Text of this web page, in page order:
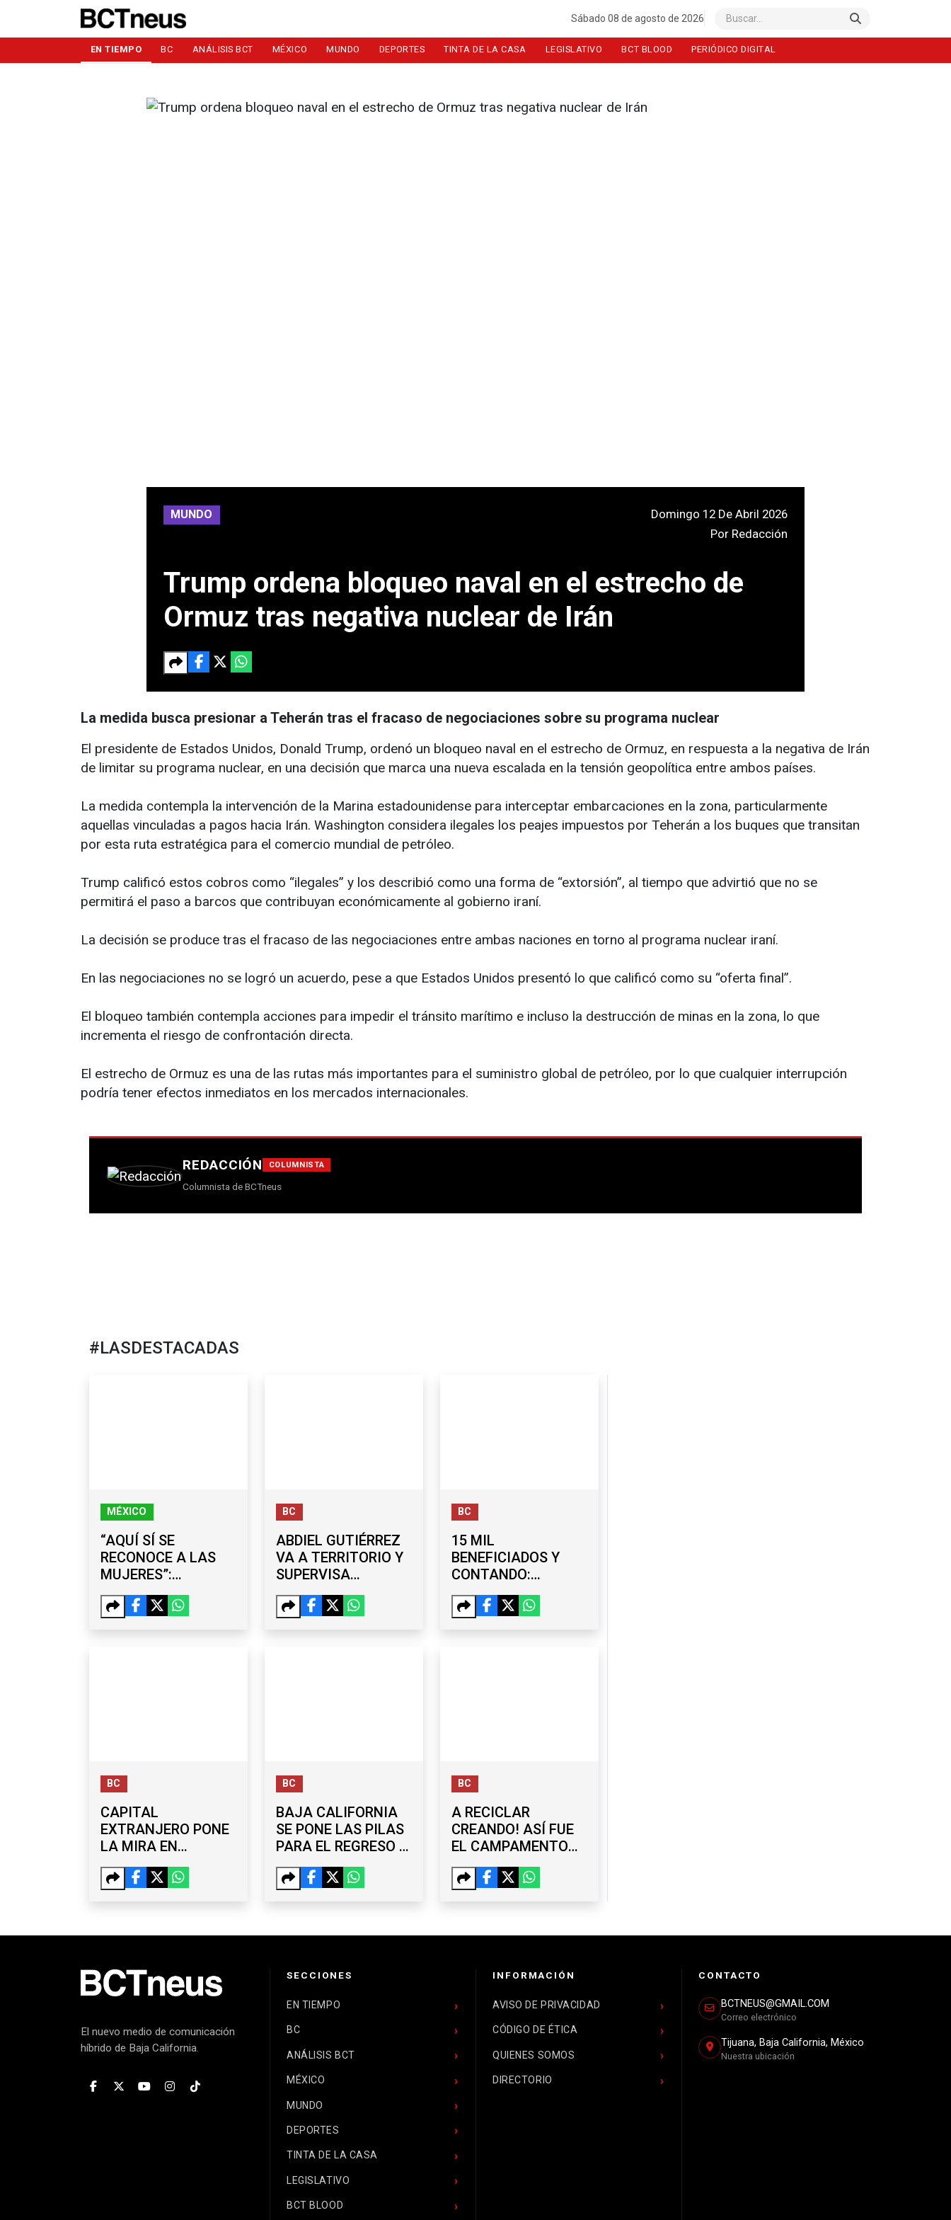
Sábado 08 de agosto de 2026 Buscar
EN TIEMPO BC ANÁLISIS BCT MÉXICO MUNDO DEPORTES TINTA DE LA CASA LEGISLATIVO BCT BLOOD PERIÓDICO DIGITAL
MUNDO
Domingo 12 De Abril 2026
Por Redacción
Trump ordena bloqueo naval en el estrecho de
Ormuz tras negativa nuclear de Irán
La medida busca presionar a Teherán tras el fracaso de negociaciones sobre su programa nuclear
El presidente de Estados Unidos, Donald Trump, ordenó un bloqueo naval en el estrecho de Ormuz, en respuesta a la negativa de Irán
de limitar su programa nuclear, en una decisión que marca una nueva escalada en la tensión geopolítica entre ambos países.
La medida contempla la intervención de la Marina estadounidense para interceptar embarcaciones en la zona, particularmente
aquellas vinculadas a pagos hacia Irán. Washington considera ilegales los peajes impuestos por Teherán a los buques que transitan
por esta ruta estratégica para el comercio mundial de petróleo.
Trump calificó estos cobros como “ilegales” y los describió como una forma de “extorsión”, al tiempo que advirtió que no se
permitirá el paso a barcos que contribuyan económicamente al gobierno iraní.
La decisión se produce tras el fracaso de las negociaciones entre ambas naciones en torno al programa nuclear iraní.
En las negociaciones no se logró un acuerdo, pese a que Estados Unidos presentó lo que calificó como su “oferta final”.
El bloqueo también contempla acciones para impedir el tránsito marítimo e incluso la destrucción de minas en la zona, lo que
incrementa el riesgo de confrontación directa.
El estrecho de Ormuz es una de las rutas más importantes para el suministro global de petróleo, por lo que cualquier interrupción
podría tener efectos inmediatos en los mercados internacionales.
REDACCIÓN COLUMNISTA
Columnista de BCTneus
#LASDESTACADAS
MÉXICO
“AQUÍ SÍ SE
RECONOCE A LAS
MUJERES”:
SHEINBAUM
DEFIENDE EL
BC
ABDIEL GUTIÉRREZ
VA A TERRITORIO Y
SUPERVISA
MEJORAS EN LA
TERCERA ETAPA
BC
15 MIL
BENEFICIADOS Y
CONTANDO:
AVANZA ‘TIJUANA:
CIUDAD LIMPIA’
BC
CAPITAL
EXTRANJERO PONE
LA MIRA EN
TIJUANA: 270.2 MDD
EN EXPANSIÓN
BC
BAJA CALIFORNIA
SE PONE LAS PILAS
PARA EL REGRESO A
CLASES
BC
A RECICLAR
CREANDO! ASÍ FUE
EL CAMPAMENTO
QUE UNIÓ ARTE Y
CONCIENCIA
El nuevo medio de comunicación
híbrido de Baja California.
SECCIONES
EN TIEMPO
BC
ANÁLISIS BCT
MÉXICO
MUNDO
DEPORTES
TINTA DE LA CASA
LEGISLATIVO
BCT BLOOD
INFORMACIÓN
AVISO DE PRIVACIDAD
CÓDIGO DE ÉTICA
QUIENES SOMOS
DIRECTORIO
CONTACTO
BCTNEUS@GMAIL.COM
Correo electrónico
Tijuana, Baja California, México
Nuestra ubicación